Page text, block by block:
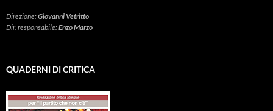
Direzione:Giovanni Vetritto
Dir. responsabile:Enzo Marzo
QUADERNI DI CRITICA